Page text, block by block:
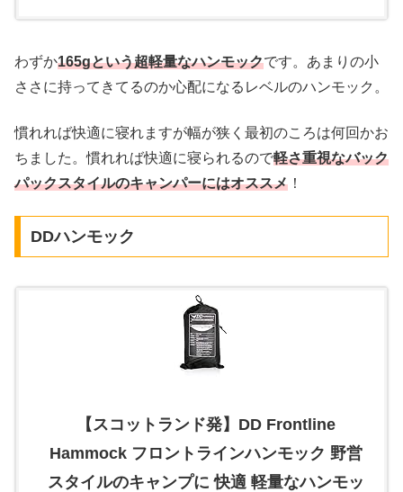
わずか165gという超軽量なハンモックです。あまりの小
ささに持ってきてるのか心配になるレベルのハンモック。
慣れれば快適に寝れますが幅が狭く最初のころは何回かお
ちました。慣れれば快適に寝られるので軽さ重視なバック
パックスタイルのキャンパーにはオススメ ！
DDハンモック
【スコットランド発】DD Frontline
Hammock フロントラインハンモック 野営
スタイルのキャンプに 快適 軽量なハンモッ